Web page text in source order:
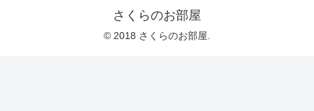
さくらのお部屋
© 2018 さくらのお部屋.